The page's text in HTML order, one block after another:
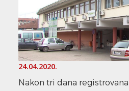
24.04.2020.
Nakon tri dana